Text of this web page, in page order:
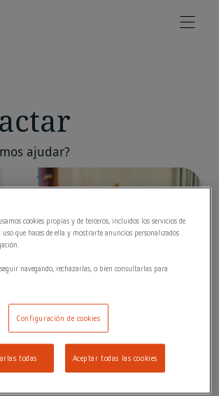
ajudar?
cookies propias y de terceros, incluidos los servicios de
que haces de ella y mostrarte anuncios personalizados
navegando, rechazarlas, o bien consultarlas para
Configuración de cookies
todas Aceptar todas las cookies